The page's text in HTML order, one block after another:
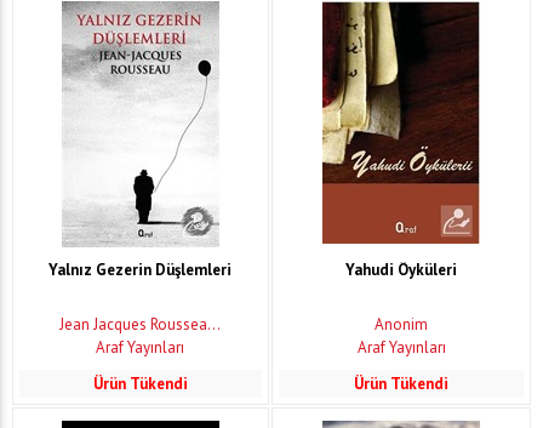
Yalnız Gezerin Düşlemleri
Jean Jacques Roussea...
Araf Yayınları
Ürün Tükendi
Yahudi Öyküleri
Anonim
Araf Yayınları
Ürün Tükendi